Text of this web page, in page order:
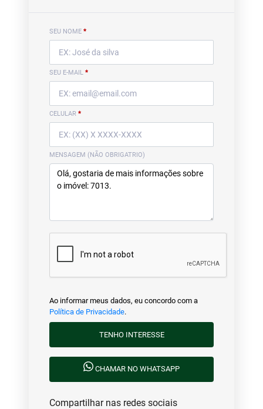
SEU NOME *
SEU E-MAIL *
CELULAR *
MENSAGEM (NÃO OBRIGATRIO)
Ao informar meus dados, eu concordo com a
Política de Privacidade.
TENHO INTERESSE
CHAMAR NO WHATSAPP
Compartilhar nas redes sociais